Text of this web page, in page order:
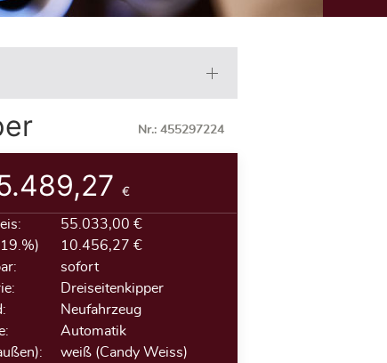
Nr.: 455297224
€
55.033,00 €
10.456,27 €
sofort
Dreiseitenkipper
Neufahrzeug
Automatik
weiß (Candy Weiss)